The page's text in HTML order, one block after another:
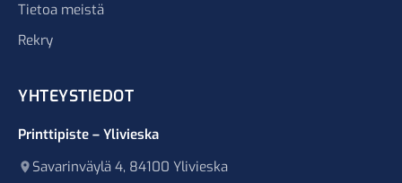
Tietoa meistä
Rekry
YHTEYSTIEDOT
Printtipiste – Ylivieska
Savarinväylä 4, 84100 Ylivieska